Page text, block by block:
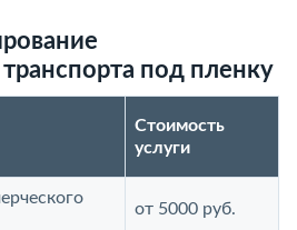
под пленку
Стоимость
услуги
от 5000 руб.